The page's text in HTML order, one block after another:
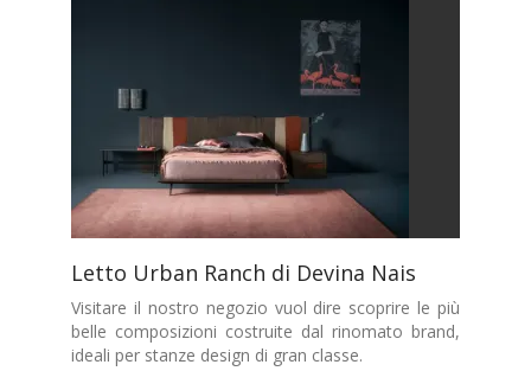
Letto Urban Ranch di Devina Nais
Visitare il nostro negozio vuol dire scoprire le più
belle composizioni costruite dal rinomato brand,
ideali per stanze design di gran classe.